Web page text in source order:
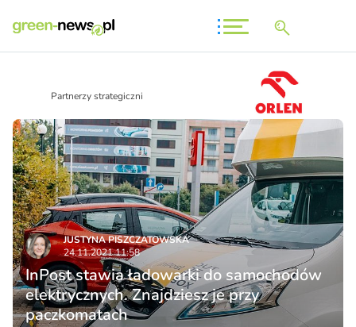
Partnerzy strategiczni
JUSTYNA PISZCZATOWSKA
24.11.2021 11:58
InPost stawia ładowarki do samochodów
elektrycznych. Znajdziesz je przy
paczkomatach